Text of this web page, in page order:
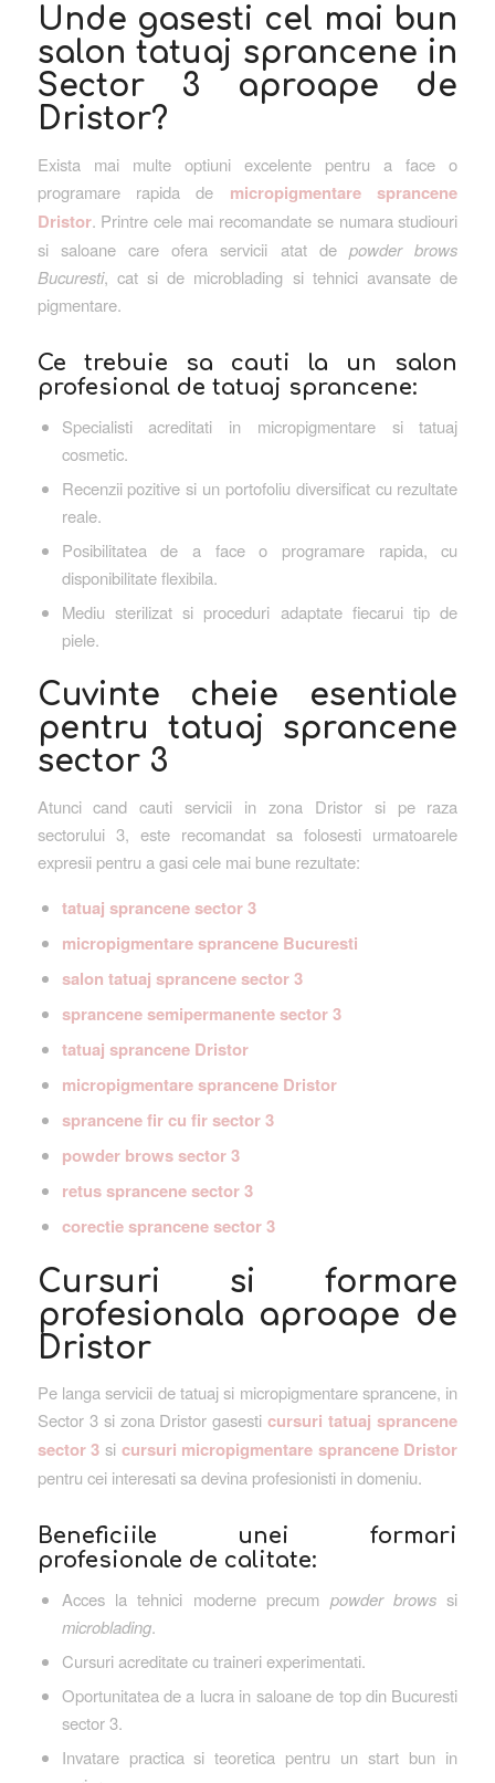
Unde gasesti cel mai bun
salon tatuaj sprancene in
Sector 3 aproape de
Dristor?
Exista mai multe optiuni excelente pentru a face o
programare rapida de micropigmentare sprancene
Dristor. Printre cele mai recomandate se numara studiouri
si saloane care ofera servicii atat depowder brows
Bucuresti, cat si de microblading si tehnici avansate de
pigmentare.
Ce trebuie sa cauti la un salon
profesional de tatuaj sprancene:
Specialisti acreditati in micropigmentare si tatuaj
cosmetic.
Recenzii pozitive si un portofoliu diversificat cu rezultate
reale.
Posibilitatea de a face o programare rapida, cu
disponibilitate flexibila.
Mediu sterilizat si proceduri adaptate fiecarui tip de
piele.
Cuvinte cheie esentiale
pentru tatuaj sprancene
sector 3
Atunci cand cauti servicii in zona Dristor si pe raza
sectorului 3, este recomandat sa folosesti urmatoarele
expresii pentru a gasi cele mai bune rezultate:
tatuaj sprancene sector 3
micropigmentare sprancene Bucuresti
salon tatuaj sprancene sector 3
sprancene semipermanente sector 3
tatuaj sprancene Dristor
micropigmentare sprancene Dristor
sprancene fir cu fir sector 3
powder brows sector 3
retus sprancene sector 3
corectie sprancene sector 3
Cursuri si formare
profesionala aproape de
Dristor
Pe langa servicii de tatuaj si micropigmentare sprancene, in
Sector 3 si zona Dristor gasesticursuri tatuaj sprancene
sector 3 si cursuri micropigmentare sprancene Dristor
pentru cei interesati sa devina profesionisti in domeniu.
Beneficiile unei formari
profesionale de calitate:
Acces la tehnici moderne precum powder brows si
microblading.
Cursuri acreditate cu traineri experimentati.
Oportunitatea de a lucra in saloane de top din Bucuresti
sector 3.
Invatare practica si teoretica pentru un start bun in